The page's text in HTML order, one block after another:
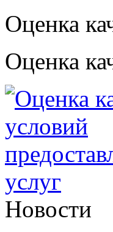
Оценка
Оценка
Новости